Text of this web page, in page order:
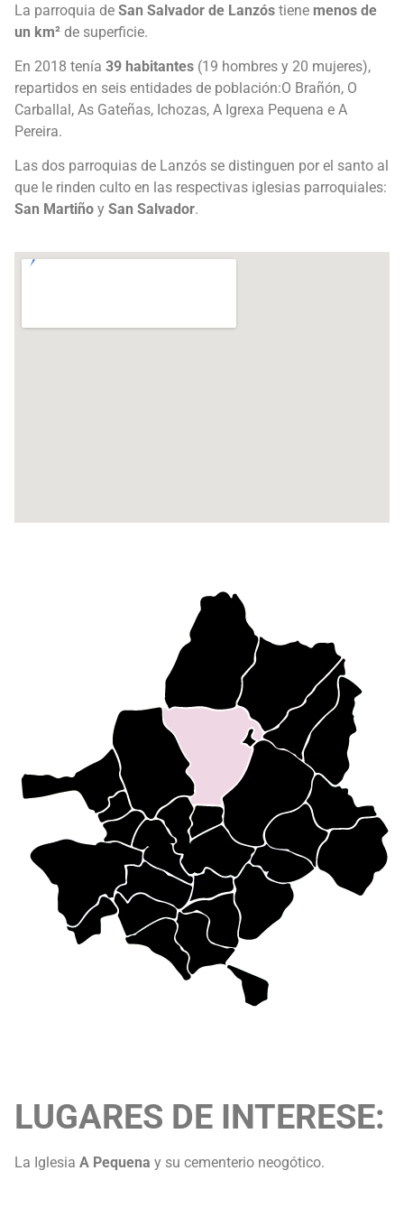
La parroquia de San Salvador de Lanzós tiene menos de
un km² de superficie.
En 2018 tenía 39 habitantes (19 hombres y 20 mujeres),
repartidos en seis entidades de población:O Brañón, O
Carballal, As Gateñas, Ichozas, A Igrexa Pequena e A
Pereira.
Las dos parroquias de Lanzós se distinguen por el santo al
que le rinden culto en las respectivas iglesias parroquiales:
San Martiño y San Salvador.
LUGARES DE INTERESE:
La Iglesia A Pequena y su cementerio neogótico.